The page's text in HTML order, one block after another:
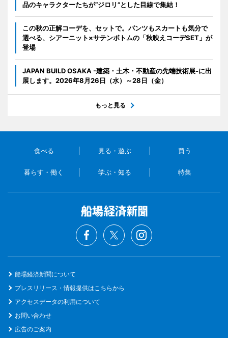
品のキャラクターたちが“ジロリ”とした目線で集結！
この秋の正解コーデを、セットで。パンツもスカートも気分で
選べる、シアーニット×サテンボトムの「秋映えコーデSET」が
登場
JAPAN BUILD OSAKA -建築・土木・不動産の先端技術展-に出
展します。2026年8月26日（水）～28日（金）
もっと見る
食べる 見る・遊ぶ 買う
暮らす・働く 学ぶ・知る 特集
船場経済新聞について
プレスリリース・情報提供はこちらから
アクセスデータの利用について
お問い合わせ
広告のご案内